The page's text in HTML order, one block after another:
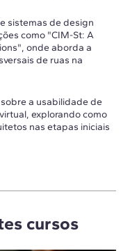
sistemas de design
como "CIM-St: A
onde aborda a
de ruas na
a usabilidade de
explorando como
nas etapas iniciais
cursos